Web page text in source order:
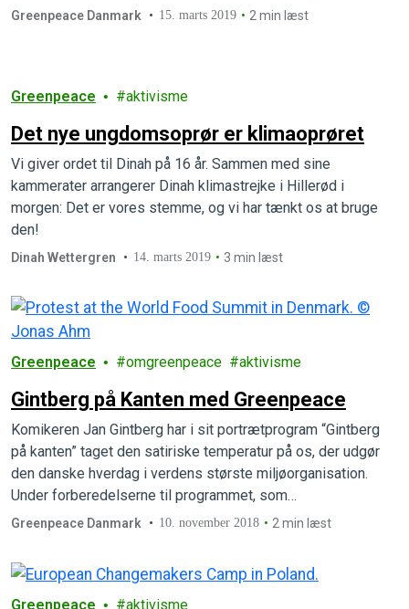
klimastrejker til, hvad der bliver en verdenshistorisk stor
Greenpeace Danmark 15. marts 2019 2 min læst
Greenpeace aktivisme
Det nye ungdomsoprør er klimaoprøret
Vi giver ordet til Dinah på 16 år. Sammen med sine
kammerater arrangerer Dinah klimastrejke i Hillerød i
morgen: Det er vores stemme, og vi har tænkt os at bruge
den!
Dinah Wettergren 14. marts 2019 3 min læst
Greenpeace omgreenpeace aktivisme
Gintberg på Kanten med Greenpeace
Komikeren Jan Gintberg har i sit portrætprogram “Gintberg
på kanten” taget den satiriske temperatur på os, der udgør
den danske hverdag i verdens største miljøorganisation.
Under forberedelserne til programmet, som…
Greenpeace Danmark 10. november 2018 2 min læst
Greenpeace aktivisme